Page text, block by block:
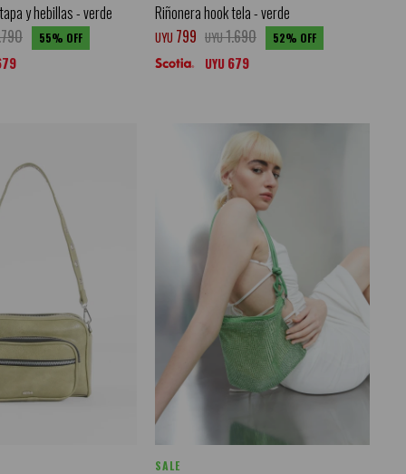
y hebillas - verde
55
Riñonera hook tela - verde
UYU 799 UYU1.690 52
UYU 679
SALE